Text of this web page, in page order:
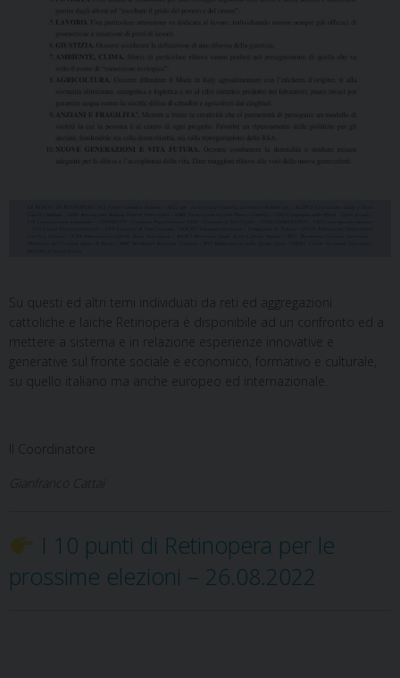
Su questi ed altri temi individuati da reti ed aggregazioni
cattoliche e laiche Retinopera è disponibile ad un confronto ed a
mettere a sistema e in relazione esperienze innovative e
generative sul fronte sociale e economico, formativo e culturale,
su quello italiano ma anche europeo ed internazionale.
Il Coordinatore
Gianfranco Cattai
I 10 punti di Retinopera per le
prossime elezioni – 26.08.2022